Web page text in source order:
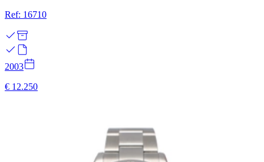
Ref: 16710
2003
€ 12.250